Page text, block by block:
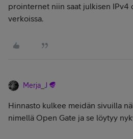
prointernet niin saat julkisen IPv4
verkoissa.
Merja_J
Hinnasto kulkee meidän sivuilla
nimellä Open Gate ja se löytyy